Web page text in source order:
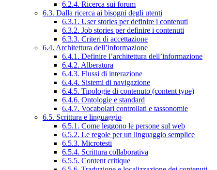
6.2.4. Ricerca sui forum
6.3. Dalla ricerca ai bisogni degli utenti
6.3.1. User stories per definire i contenuti
6.3.2. Job stories per definire i contenuti
6.3.3. Criteri di accettazione
6.4. Architettura dell’informazione
6.4.1. Definire l’architettura dell’informazione
6.4.2. Alberatura
6.4.3. Flussi di interazione
6.4.4. Sistemi di navigazione
6.4.5. Tipologie di contenuto (content type)
6.4.6. Ontologie e standard
6.4.7. Vocabolari controllati e tassonomie
6.5. Scrittura e linguaggio
6.5.1. Come leggono le persone sul web
6.5.2. Le regole per un linguaggio semplice
6.5.3. Microtesti
6.5.4. Scrittura collaborativa
6.5.5. Content critique